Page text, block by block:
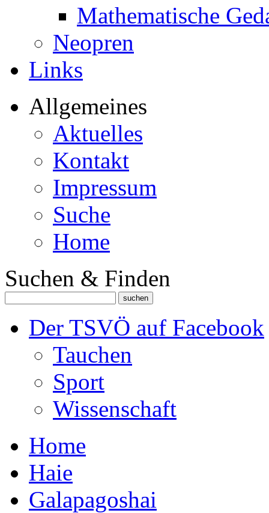
Mathematische
Neopren
Links
Allgemeines
Aktuelles
Kontakt
Impressum
Suche
Home
Suchen & Finden
Der TSVÖ auf Facebook
Tauchen
Sport
Wissenschaft
Home
Haie
Galapagoshai